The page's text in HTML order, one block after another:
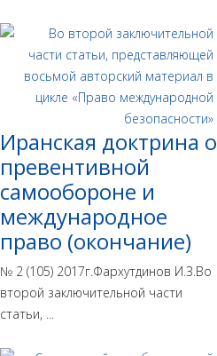
Иранская доктрина о
превентивной
самообороне и
международное
право (окончание)
№ 2 (105) 2017г.Фархутдинов И.З.Во
второй заключительной части
статьи, ...